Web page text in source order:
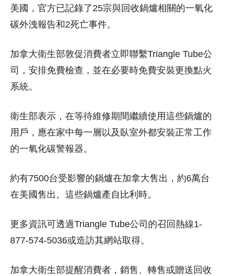
美國，官方已記錄了25宗與回收鍋爐相關的一氧化
碳外洩報告和2死亡事件。
加拿大衛生部敦促消費者立即聯繫Triangle Tube公
司，安排免費檢查，並在必要時免費安裝更換點火
系統。
衛生部表示，在等待維修期間繼續使用這些鍋爐的
用戶，應在家中每一層以及臥室外都安裝正常工作
的一氧化碳警報器。
約有7500台受影響的鍋爐在加拿大售出，約6萬台
在美國售出。這些鍋爐產自比利時。
更多資訊可透過Triangle Tube公司的召回熱線1-
877-574-5036或造訪其網站取得。
加拿大衛生部提醒消費者，銷售、轉售或贈送回收